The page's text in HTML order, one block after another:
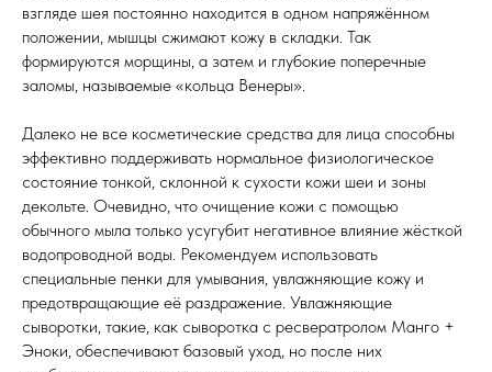
взгляде шея постоянно находится в одном напряжённом
положении, мышцы сжимают кожу в складки. Так
формируются морщины, а затем и глубокие поперечные
заломы, называемые «кольца Венеры».
Далеко не все косметические средства для лица способны
эффективно поддерживать нормальное физиологическое
состояние тонкой, склонной к сухости кожи шеи и зоны
декольте. Очевидно, что очищение кожи с помощью
обычного мыла только усугубит негативное влияние жёсткой
водопроводной воды. Рекомендуем использовать
специальные пенки для умывания, увлажняющие кожу и
предотвращающие её раздражение. Увлажняющие
сыворотки, такие, как сыворотка с ресвератролом Манго +
Эноки, обеспечивают базовый уход, но после них